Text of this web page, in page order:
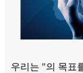
우리는 "의 목표